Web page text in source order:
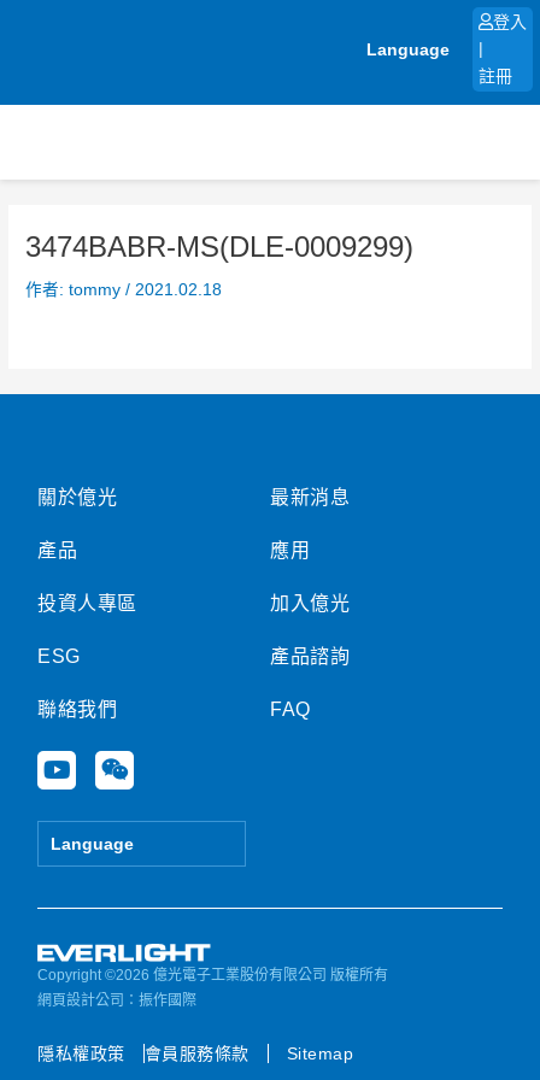
Language
登入
註冊
3474BABR-MS(DLE-0009299)
作者:tommy/ 2021.02.18
關於億光
產品
投資人專區
ESG
聯絡我們
Y
o
u
e
W
e
i
Language
最新消息
應用
加入億光
產品諮詢
FAQ
Copyright ©2026 億光電子工業股份有限公司 版權所有
網頁設計公司 ：振作國際
隱私權政策 會員服務條款 Sitemap